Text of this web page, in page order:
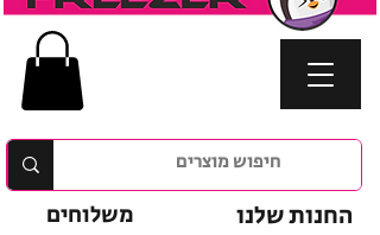
החנות שלנו משלוחים